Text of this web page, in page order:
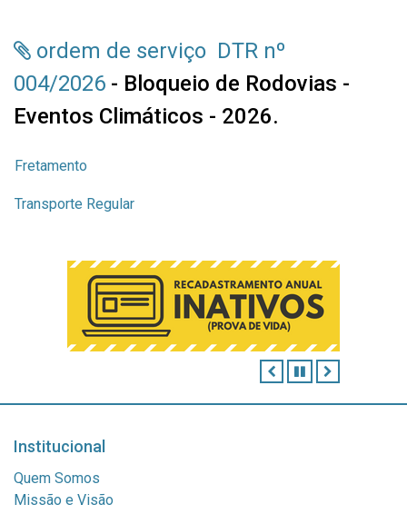
ordem de serviço DTR nº
004/2026 - Bloqueio de Rodovias -
Eventos Climáticos - 2026.
Fretamento
Transporte Regular
ANTERIOR
PAUSAR
Institucional
Quem Somos
Missão e Visão